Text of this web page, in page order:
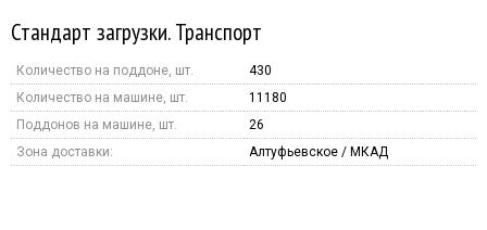
Стандарт загрузки. Транспорт
Количество на поддоне, шт.
430
Количество на машине, шт.
11180
Поддонов на машине, шт.
26
Зона доставки:
Алтуфьевское / МКАД